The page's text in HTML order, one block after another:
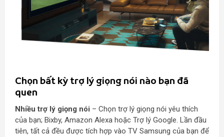
Chọn bất kỳ trợ lý giọng nói nào bạn đã
quen
Nhiều trợ lý giọng nói – Chọn trợ lý giọng nói yêu thích
của bạn; Bixby, Amazon Alexa hoặc Trợ lý Google. Lần đầu
tiên, tất cả đều được tích hợp vào TV Samsung của bạn để